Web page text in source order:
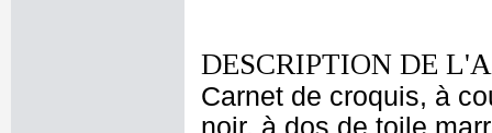
DESCRIPTION DE
Carnet de croquis, à
noir, à dos de toile